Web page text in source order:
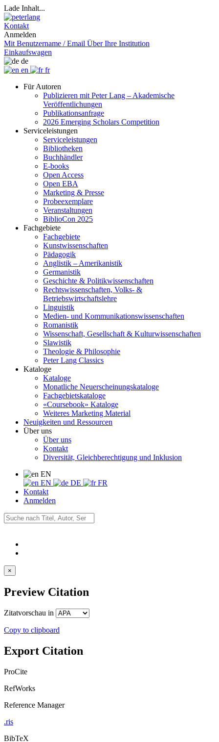
Lade Inhalt...
Kontakt
Anmelden
Mit Benutzername / Email Über Ihre Institution
Einkaufswagen
de
en
fr
Für Autoren
Publizieren mit Peter Lang – Akademische
Veröffentlichungen
Publikationsanfrage
2026 Emerging Scholars Competition
Serviceleistungen
Serviceleistungen
Bibliotheken
Buchhändler
E-books
Open Access
Open EBA
Marketing & Presse
Probeexemplare
Veranstaltungen
BiblioCon 2025
Fachgebiete
Fachgebiete
Kunstwissenschaften
Pädagogik
Anglistik – Amerikanistik
Germanistik
Geschichte & Politikwissenschaften
Rechtswissenschaften, Volks- &
Betriebswirtschaftslehre
Linguistik
Medien- und Kommunikationswissenschaften
Romanistik
Wissenschaft, Gesellschaft & Kulturwissenschaften
Slawistik
Theologie & Philosophie
Peter Lang Classics
Kataloge
Kataloge
Monatliche Neuerscheinungskataloge
Fachgebietskataloge
«Coursebook» Kataloge
Weiteres Marketing Material
Neuigkeiten und Ressourcen
Über uns
Über uns
Kontakt
Diversität, Gleichberechtigung und Inklusion
EN
EN
DE
FR
Kontakt
Anmelden
×
Preview Citation
Zitatvorschau in
Copy to clipboard
Export Citation
ProCite
RefWorks
Reference Manager
.ris
BibTeX